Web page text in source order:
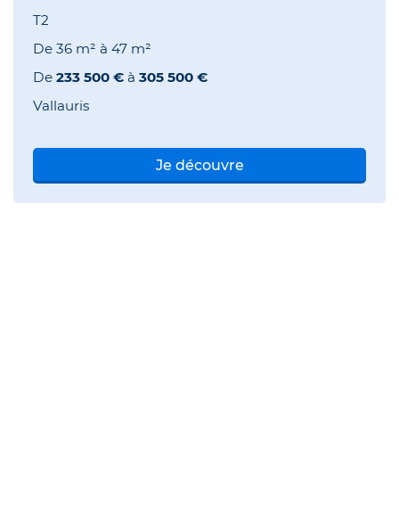
T2
De 36 m² à 47 m²
De 233 500 € à 305 500 €
Vallauris
Je découvre